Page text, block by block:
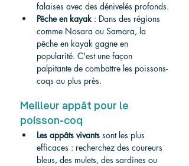
falaises avec des dénivelés profonds.
Pêche en kayak : Dans des régions
comme Nosara ou Samara, la
pêche en kayak gagne en
popularité. C'est une façon
palpitante de combattre les poissons-
coqs au plus près.
Meilleur appât pour le
poisson-coq
Les appâts vivants sont les plus
efficaces : recherchez des coureurs
bleus, des mulets, des sardines ou